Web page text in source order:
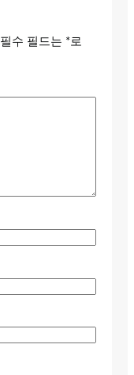
필수 필드는 *로